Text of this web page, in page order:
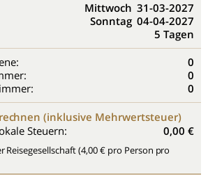
Mittwoch 31-03-2027
Sonntag 04-04-2027
5 Tagen
0
0
0
(inklusive Mehrwertsteuer)
Steuern:
0,00 €
Reisegesellschaft (4,00 € pro Person pro